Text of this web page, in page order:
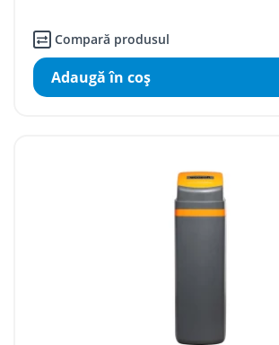
Compară produsul
Adaugă în coş